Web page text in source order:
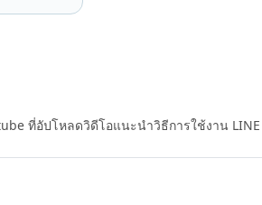
ที่อัปโหลดวิดีโอแนะนำวิธีการใช้งาน LINE